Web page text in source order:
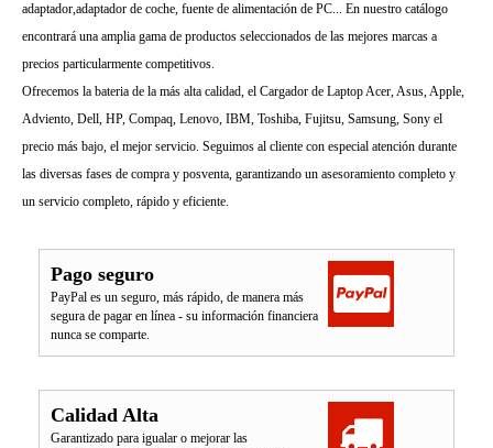
adaptador,adaptador de coche, fuente de alimentación de PC... En nuestro catálogo
encontrará una amplia gama de productos seleccionados de las mejores marcas a
precios particularmente competitivos.
Ofrecemos la bateria de la más alta calidad, el Cargador de Laptop Acer, Asus, Apple,
Adviento, Dell, HP, Compaq, Lenovo, IBM, Toshiba, Fujitsu, Samsung, Sony el
precio más bajo, el mejor servicio. Seguimos al cliente con especial atención durante
las diversas fases de compra y posventa, garantizando un asesoramiento completo y
un servicio completo, rápido y eficiente.
Pago seguro
PayPal es un seguro, más rápido, de manera más
segura de pagar en línea - su información financiera
nunca se comparte.
Calidad Alta
Garantizado para igualar o mejorar las